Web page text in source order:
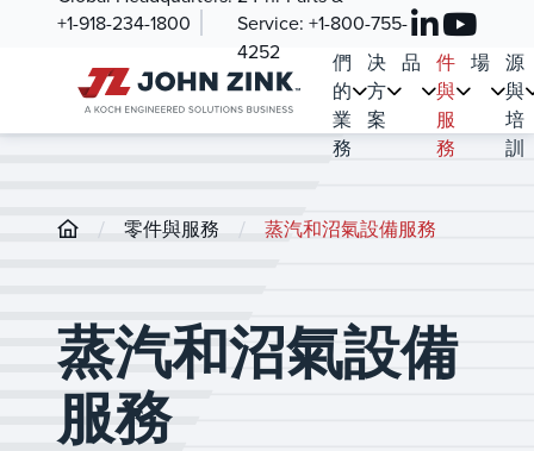
+1-918-234-1800
Service: +1-800-755-
4252
我
們
的
業
務
解
决
方
案
產
品
零
件
與
服
務
市
場 源
與
培
訓
/ 零件與服務 / 蒸汽和沼氣設備服務
蒸汽和沼氣設備
服務